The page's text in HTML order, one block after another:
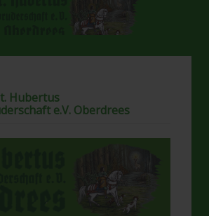
Hubertus
e.V. Oberdrees